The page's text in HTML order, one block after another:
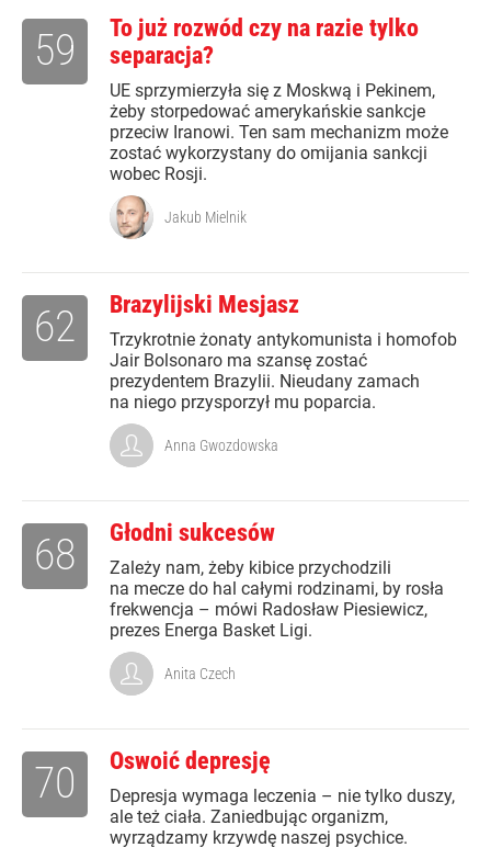
To już rozwód czy na razie tylko
separacja?
UE sprzymierzyła się z Moskwą i Pekinem,
żeby storpedować amerykańskie sankcje
przeciw Iranowi. Ten sam mechanizm może
zostać wykorzystany do omijania sankcji
wobec Rosji.
59
Jakub Mielnik
Brazylijski Mesjasz
Trzykrotnie żonaty antykomunista i homofob
Jair Bolsonaro ma szansę zostać
prezydentem Brazylii. Nieudany zamach
na niego przysporzył mu poparcia.
62
Anna Gwozdowska
Głodni sukcesów
Zależy nam, żeby kibice przychodzili
na mecze do hal całymi rodzinami, by rosła
frekwencja – mówi Radosław Piesiewicz,
prezes Energa Basket Ligi.
68
Anita Czech
Oswoić depresję
Depresja wymaga leczenia – nie tylko duszy,
ale też ciała. Zaniedbując organizm,
wyrządzamy krzywdę naszej psychice.
70